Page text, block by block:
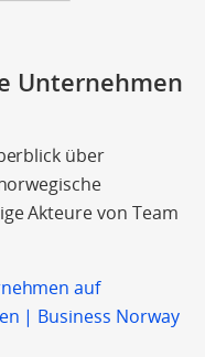
Unternehmen
über
Akteure von Team
auf
| Business Norway